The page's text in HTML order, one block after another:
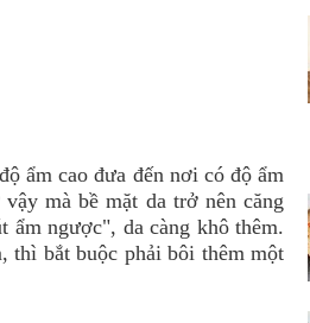
ẩm cao đưa đến nơi có độ ẩm
mà bề mặt da trở nên căng
ngược", da càng khô thêm.
thì bắt buộc phải bôi thêm một